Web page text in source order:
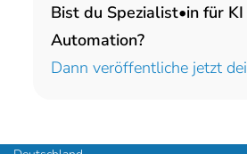
Bist du Spezialist•in für
Automation?
Dann veröffentliche jetzt